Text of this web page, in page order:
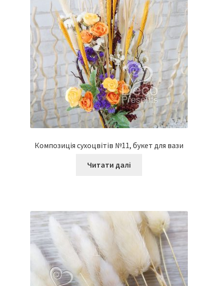
Композиція сухоцвітів №11, букет для вази
Читати далі